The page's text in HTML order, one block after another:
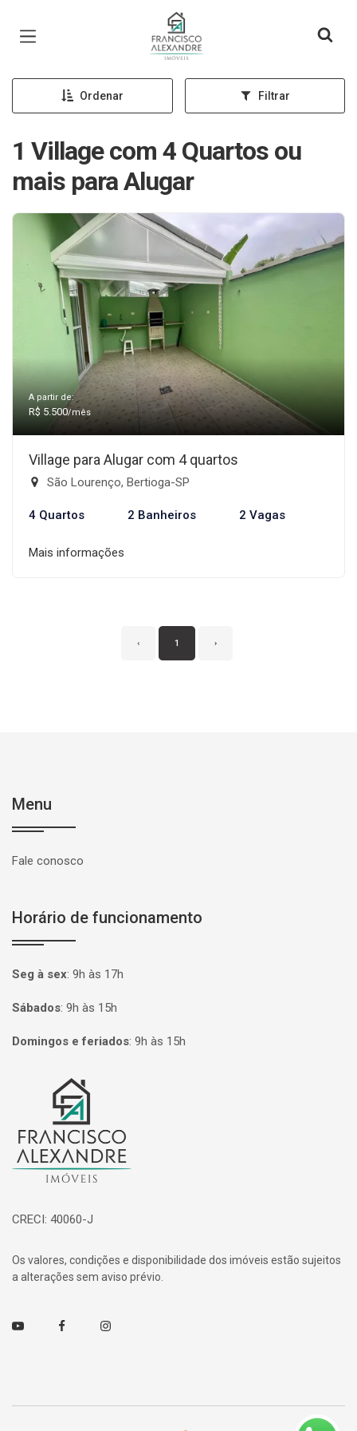
Página inicial
Ordenar Filtrar
1 Village com 4 Quartos ou
mais para Alugar
A partir de:
R$ 5.500/mês
Village para Alugar com 4 quartos
São Lourenço, Bertioga-SP
4 Quartos 2 Banheiros 2 Vagas
Mais informações
‹ 1 ›
Menu
Fale conosco
Horário de funcionamento
Seg à sex: 9h às 17h
Sábados: 9h às 15h
Domingos e feriados: 9h às 15h
Página inicial
CRECI: 40060-J
Os valores, condições e disponibilidade dos imóveis estão sujeitos
a alterações sem aviso prévio.
Youtube FacebookInstagram